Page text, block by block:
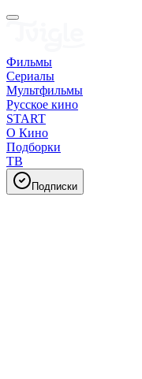
Фильмы
Сериалы
Мультфильмы
Русское кино
START
О Кино
Подборки
ТВ
Подписки